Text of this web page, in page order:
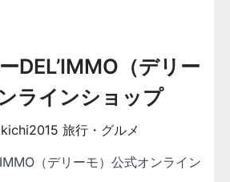
DEL’IMMO（デリー
ラインショップ
旅行・グルメ
（デリーモ）公式オンライン